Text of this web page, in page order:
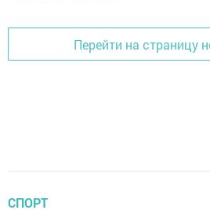
Перейти на страницу
СПОРТ